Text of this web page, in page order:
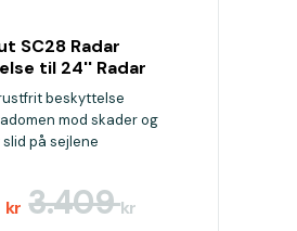
SC28 Radar
til 24'' Radar
beskyttelse
mod skader og
på sejlene
kr 3.409kr